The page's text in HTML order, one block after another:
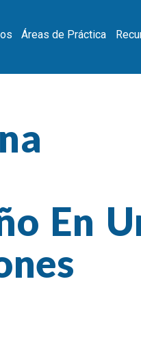
Áreas de Práctica
En